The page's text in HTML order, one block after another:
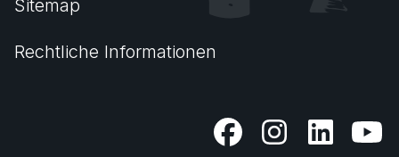
Sitemap
Rechtliche Informationen